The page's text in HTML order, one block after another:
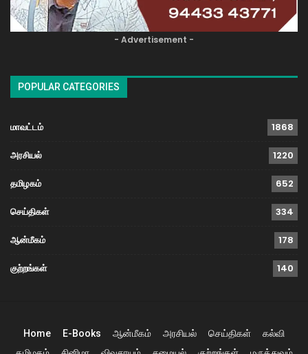
- Advertisement -
POPULAR CATEGORIES
மாவட்டம் 1868
அரசியல் 1220
தமிழகம் 652
செய்திகள் 334
ஆன்மீகம் 178
குற்றங்கள் 140
Home E-Books ஆன்மீகம் அரசியல் செய்திகள்
கல்வி